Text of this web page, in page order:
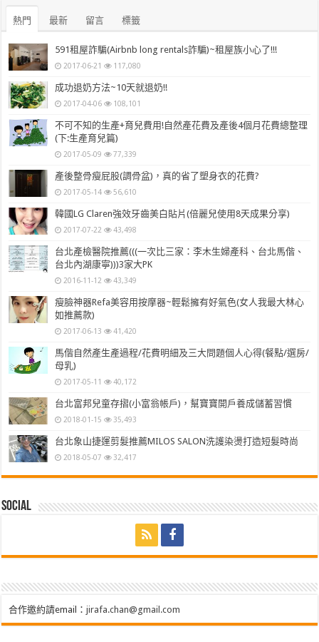
熱門 最新 留言 標籤
591租屋詐騙(Airbnb long rentals詐騙)~租屋族小心了!!!
2017-06-21 117,080
成功退奶方法~10天就退奶!!
2017-04-06 108,101
不可不知的生產+育兒費用!自然產花費及產後4個月花費總整理
(下:生產育兒篇)
2017-05-09 77,339
產後整骨瘦屁股(調骨盆)，真的省了塑身衣的花費?
2017-05-14 56,610
韓國LG Claren強效牙齒美白貼片(倍麗兒使用8天成果分享)
2017-07-22 43,498
台北產檢醫院推薦(((一次比三家：李木生婦產科、台北馬偕、
台北內湖康寧)))3家大PK
2016-11-12 43,349
瘦臉神器Refa美容用按摩器~輕鬆擁有好氣色(女人我最大林心
如推薦款)
2017-06-13 41,420
馬偕自然產生產過程/花費明細及三大問題個人心得(餐點/選房/
母乳)
2017-05-11 40,172
台北富邦兒童存摺(小富翁帳戶)，幫寶寶開戶養成儲蓄習慣
2018-01-15 35,493
台北象山捷運剪髮推薦MILOS SALON洗護染燙打造短髮時尚
2018-05-07 32,417
Social
合作邀約請email：jirafa.chan@gmail.com